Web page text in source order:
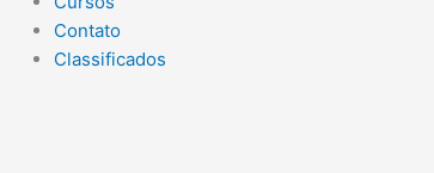
Contato
Classificados